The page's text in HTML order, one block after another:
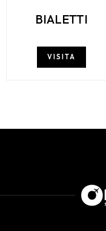
BIALETTI
VISITA